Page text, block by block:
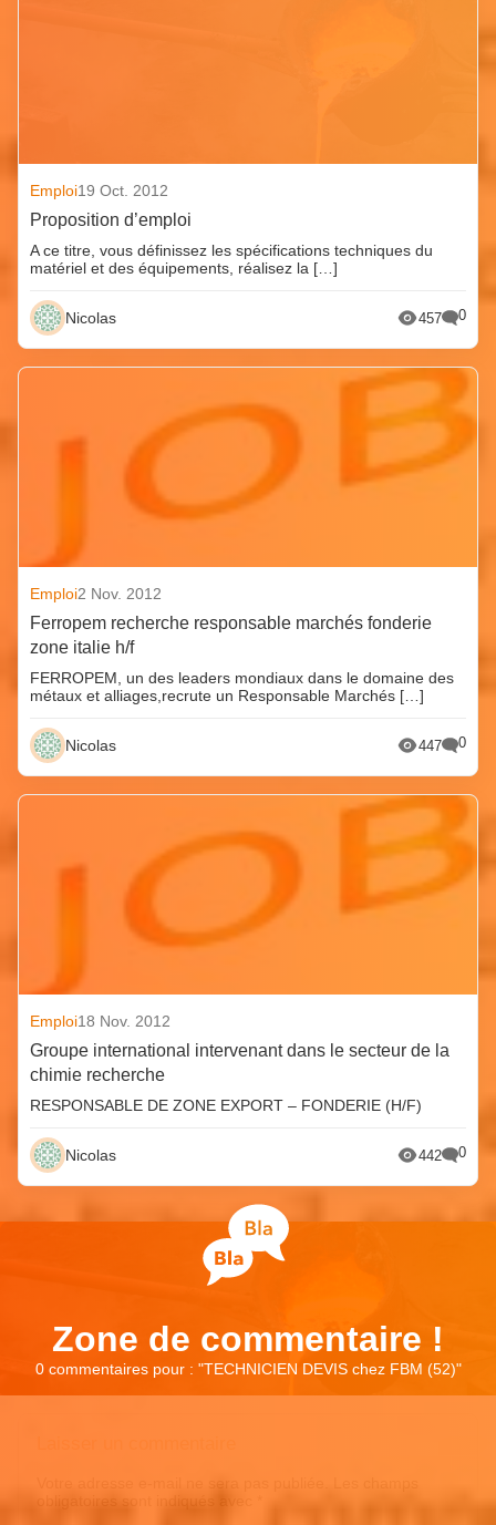
Emploi19 Oct. 2012
Proposition d’emploi
A ce titre, vous définissez les spécifications techniques du
matériel et des équipements, réalisez la […]
Nicolas 457 0
Emploi2 Nov. 2012
Ferropem recherche responsable marchés fonderie
zone italie h/f
FERROPEM, un des leaders mondiaux dans le domaine des
métaux et alliages,recrute un Responsable Marchés […]
Nicolas 447 0
Emploi18 Nov. 2012
Groupe international intervenant dans le secteur de la
chimie recherche
RESPONSABLE DE ZONE EXPORT – FONDERIE (H/F)
Nicolas 442 0
Zone de commentaire !
0 commentaires pour : "TECHNICIEN DEVIS chez FBM (52)"
Votre adresse e-mail ne sera pas publiée.
obligatoires sont indiqués avec